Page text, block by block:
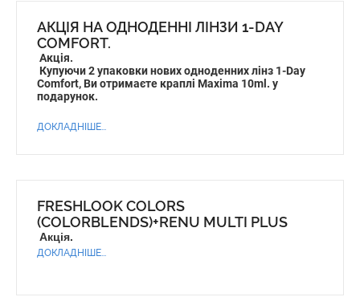
АКЦІЯ НА ОДНОДЕННІ ЛІНЗИ 1-DAY
COMFORT.
Акція.
Купуючи 2 упаковки нових одноденних лінз 1-Day
Comfort, Ви отримаєте краплі Maxima 10ml. у
подарунок.
ДОКЛАДНІШЕ...
FRESHLOOK COLORS
(COLORBLENDS)+RENU MULTI PLUS
Акція.
ДОКЛАДНІШЕ...